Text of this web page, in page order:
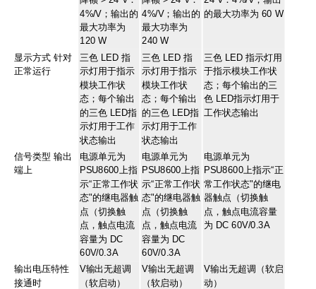
4%/V；输出的
最大功率为
120 W
4%/V；输出的
最大功率为
240 W
的最大功率为 60 W
显示方式 针对
正常运行
三色 LED 指
示灯用于指示
模块工作状
态；每个输出
的三色 LED指
示灯用于工作
状态输出
三色 LED 指
示灯用于指示
模块工作状
态；每个输出
的三色 LED指
示灯用于工作
状态输出
三色 LED 指示灯用
于指示模块工作状
态；每个输出的三
色 LED指示灯用于
工作状态输出
信号类型 输出
端上
电源单元为
PSU8600上指
示“正常工作状
态"的继电器触
点（切换触
点，触点电流
容量为 DC
60V/0.3A
电源单元为
PSU8600上指
示“正常工作状
态"的继电器触
点（切换触
点，触点电流
容量为 DC
60V/0.3A
电源单元为
PSU8600上指示“正
常工作状态"的继电
器触点（切换触
点，触点电流容量
为 DC 60V/0.3A
输出电压特性
接通时
V输出无超调
（软启动）
V输出无超调
（软启动）
V输出无超调（软启
动）